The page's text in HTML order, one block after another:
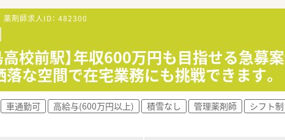
薬剤師求人ID： 482300
高校前駅】年収600万円も目指せる急募
な空間で在宅業務にも挑戦できます。
車通勤可 高給与(600万円以上) 積雪なし 管理薬剤師 シフト制